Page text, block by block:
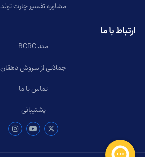
مشاوره تفسیر چارت تولد
ارتباط با ما
متد BCRC
جملاتی از سروش دهقان
تماس با ما
پشتیبانی